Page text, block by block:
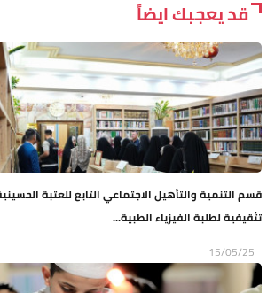
قد يعجبك ايضاً
قسم التنمية والتأهيل الاجتماعي التابع للعتبة
تثقيفية لطلبة الفيزياء الطبية...
15/05/25